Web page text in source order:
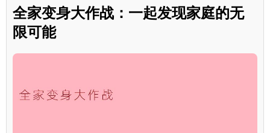
全家变身大作战：一起发现家庭的无
限可能